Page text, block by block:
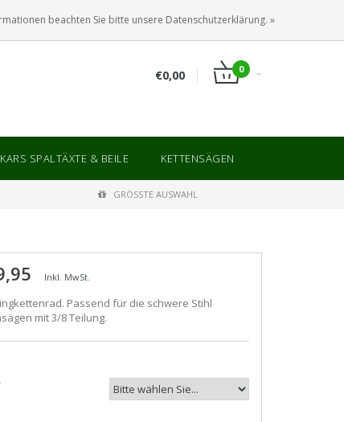
ANMELDEN KUNDENKONTO ANLEGEN
€0,00 0
SPALTÄXTE & BEILE KETTENSÄGEN
GRÖSSTE AUSWAHL
Inkl. MwSt.
Passend für die schwere Stihl
mit 3/8 Teilung.
beachten Sie bitte unsere Datenschutzerklärung. »